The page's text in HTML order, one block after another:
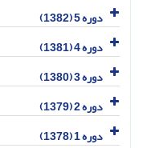
دوره 5 (1382)
دوره 4 (1381)
دوره 3 (1380)
دوره 2 (1379)
دوره 1 (1378)